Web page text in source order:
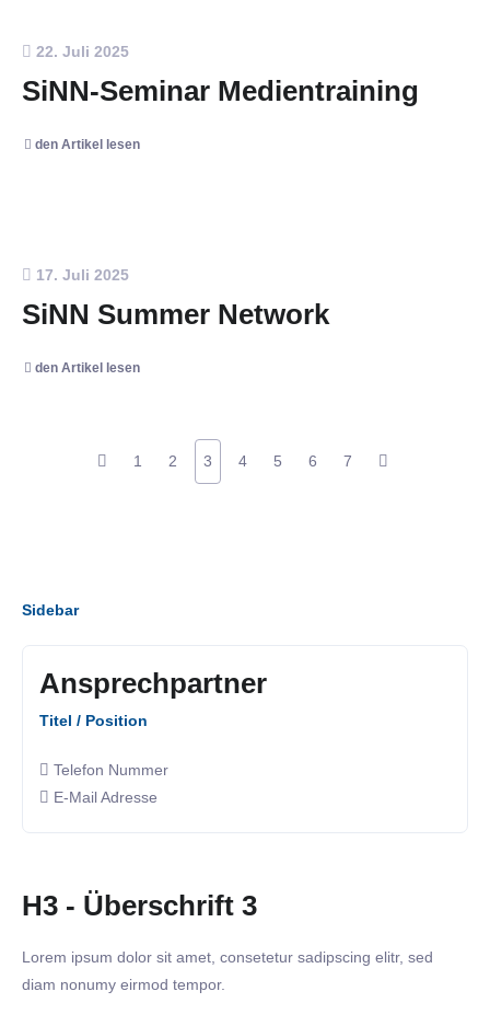
22. Juli 2025
SiNN-Seminar Medientraining
den Artikel lesen
17. Juli 2025
SiNN Summer Network
den Artikel lesen
1 2 3 4 5 6 7
Sidebar
Ansprechpartner
Titel / Position
Telefon Nummer
E-Mail Adresse
H3 - Überschrift 3
Lorem ipsum dolor sit amet, consetetur sadipscing elitr, sed
diam nonumy eirmod tempor.